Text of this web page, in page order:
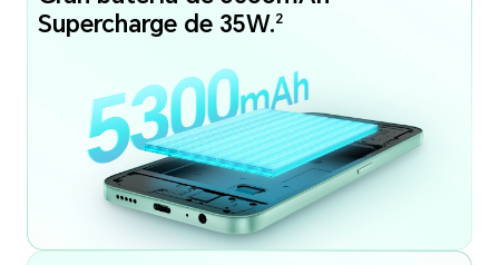
Supercharge de 35W.2